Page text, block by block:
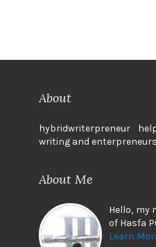
About
hybridwriterpreneur
writing and
About Me
Hello, my
of Hasfa
Learn